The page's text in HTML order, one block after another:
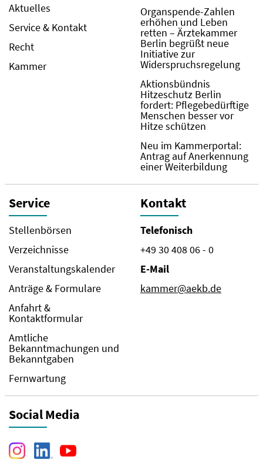
Aktuelles
Service & Kontakt
Recht
Kammer
Organspende-Zahlen
erhöhen und Leben
retten – Ärztekammer
Berlin begrüßt neue
Initiative zur
Widerspruchsregelung
Aktionsbündnis
Hitzeschutz Berlin
fordert: Pflegebedürftige
Menschen besser vor
Hitze schützen
Neu im Kammerportal:
Antrag auf Anerkennung
einer Weiterbildung
Service
Stellenbörsen
Verzeichnisse
Veranstaltungskalender
Anträge & Formulare
Anfahrt &
Kontaktformular
Amtliche
Bekanntmachungen und
Bekanntgaben
Fernwartung
Kontakt
Telefonisch
+49 30 408 06 - 0
E-Mail
kammer@aekb.de
Social Media